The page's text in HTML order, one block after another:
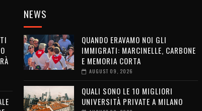
NEWS
QUANDO ERAVAMO NOI GLI
IMMIGRATI: MARCINELLE, CARBONE
E MEMORIA CORTA
AUGUST 09, 2026
QUALI SONO LE 10 MIGLIORI
UNIVERSITÀ PRIVATE A MILANO